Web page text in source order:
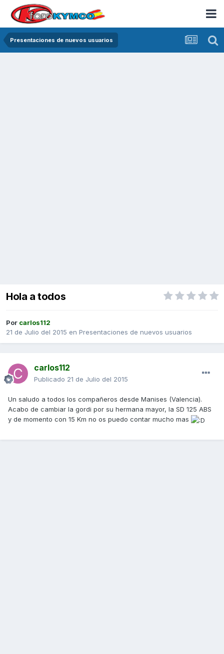
Presentaciones de nuevos usuarios
Hola a todos
Por carlos112
21 de Julio del 2015 en Presentaciones de nuevos usuarios
carlos112
Publicado 21 de Julio del 2015
Un saludo a todos los compañeros desde Manises (Valencia).
Acabo de cambiar la gordi por su hermana mayor, la SD 125 ABS
y de momento con 15 Km no os puedo contar mucho mas